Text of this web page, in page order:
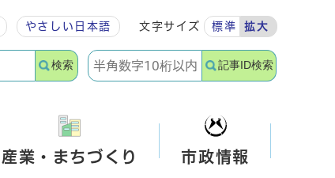
やさしい 日本語 文字サイズ 標準 拡大
検索 記事ID検索
産業・まちづくり 市政情報